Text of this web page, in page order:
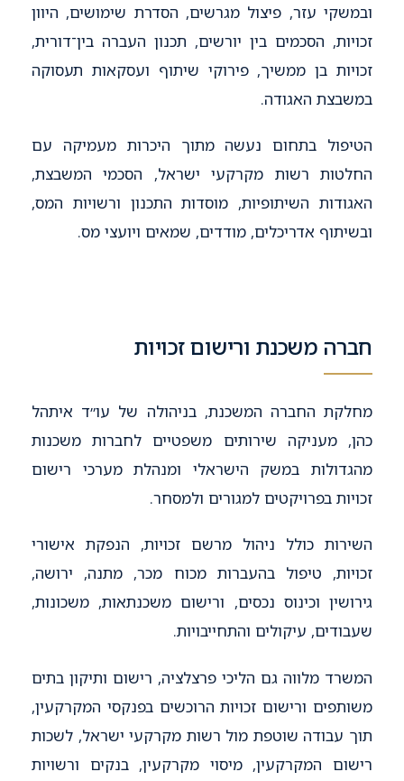
ובמשקי עזר, פיצול מגרשים, הסדרת שימושים, היוון
זכויות, הסכמים בין יורשים, תכנון העברה בין־דורית,
זכויות בן ממשיך, פירוקי שיתוף ועסקאות תעסוקה
במשבצת האגודה.
הטיפול בתחום נעשה מתוך היכרות מעמיקה עם
החלטות רשות מקרקעי ישראל, הסכמי המשבצת,
האגודות השיתופיות, מוסדות התכנון ורשויות המס,
ובשיתוף אדריכלים, מודדים, שמאים ויועצי מס.
חברה משכנת ורישום זכויות
מחלקת החברה המשכנת, בניהולה של עו״ד איתהל
כהן, מעניקה שירותים משפטיים לחברות משכנות
מהגדולות במשק הישראלי ומנהלת מערכי רישום
זכויות בפרויקטים למגורים ולמסחר.
השירות כולל ניהול מרשם זכויות, הנפקת אישורי
זכויות, טיפול בהעברות מכוח מכר, מתנה, ירושה,
גירושין וכינוס נכסים, ורישום משכנתאות, משכונות,
שעבודים, עיקולים והתחייבויות.
המשרד מלווה גם הליכי פרצלציה, רישום ותיקון בתים
משותפים ורישום זכויות הרוכשים בפנקסי המקרקעין,
תוך עבודה שוטפת מול רשות מקרקעי ישראל, לשכות
רישום המקרקעין, מיסוי מקרקעין, בנקים ורשויות